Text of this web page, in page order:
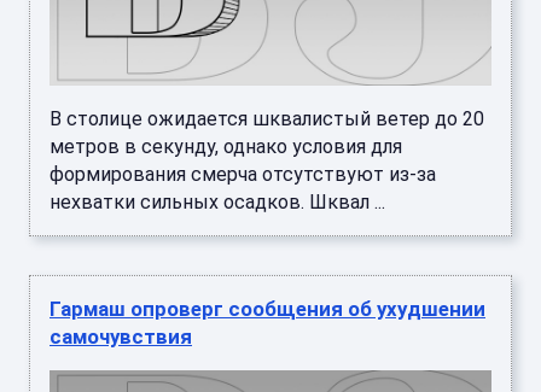
В столице ожидается шквалистый ветер до 20
метров в секунду, однако условия для
формирования смерча отсутствуют из-за
нехватки сильных осадков. Шквал ...
Гармаш опроверг сообщения об ухудшении
самочувствия